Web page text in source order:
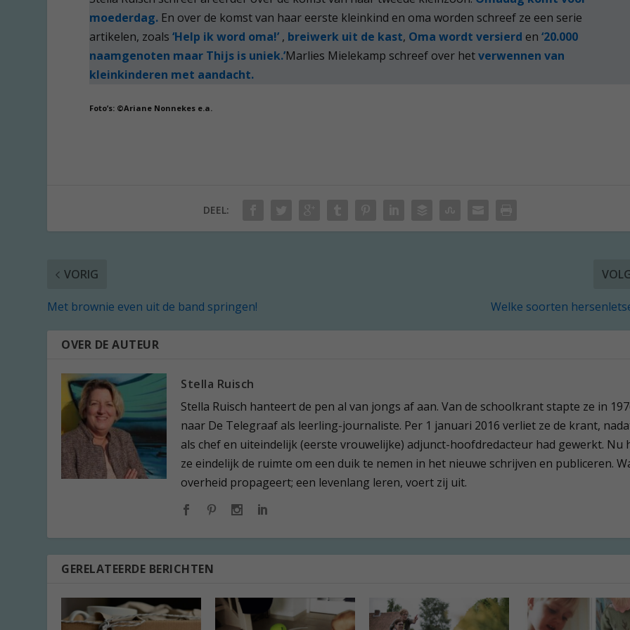
moederdag. En over de komst van haar eerste kleinkind en oma worden schreef ze een serie
artikelen, zoals‘Help ik word oma!’ , breiwerk uit de kast, Oma wordt versierd en‘20.000
naamgenoten maar Thijs is uniek.’Marlies Mielekamp schreef over hetverwennen van
kleinkinderen met aandacht.
Foto’s: ©Ariane Nonnekes e.a.
DEEL:
VORIG
Met brownie even uit de band springen! Welke soorten
OVER DE AUTEUR
Stella Ruisch
Stella Ruisch hanteert de pen al van jongs af aan. Van de schoolkrant stapte ze in
naar De Telegraaf als leerling-journaliste. Per 1 januari 2016 verliet ze de krant,
als chef en uiteindelijk (eerste vrouwelijke) adjunct-hoofdredacteur had gewerkt. Nu
ze eindelijk de ruimte om een duik te nemen in het nieuwe schrijven en publiceren.
overheid propageert; een levenlang leren, voert zij uit.
GERELATEERDE BERICHTEN